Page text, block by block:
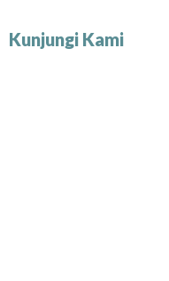
Kunjungi Kami